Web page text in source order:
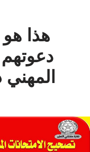
هذا
المهني